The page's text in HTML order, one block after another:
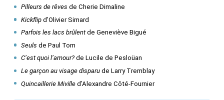
Pilleurs de rêves de Cherie Dimaline
Kickflip d’Olivier Simard
Parfois les lacs brûlentde Geneviève Bigué
Seuls de Paul Tom
C’est quoi l’amour? de ​​Lucile de Pesloüan
Le garçon au visage disparu de Larry Tremblay
Quincaillerie Miville d’Alexandre Côté-Fournier